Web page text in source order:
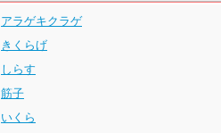
アラゲキクラゲ
きくらげ
しらす
筋子
いくら